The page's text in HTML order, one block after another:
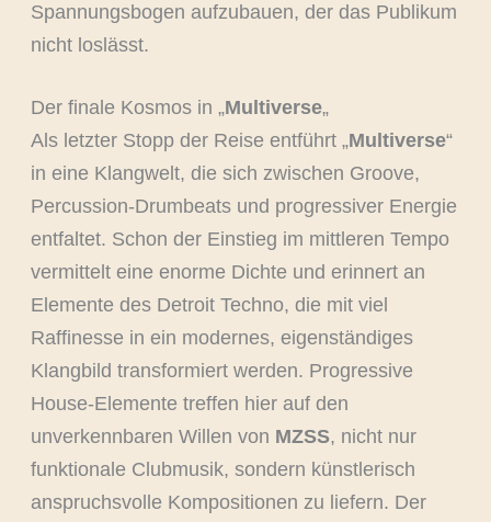
Spannungsbogen aufzubauen, der das Publikum
nicht loslässt.
Der finale Kosmos in „Multiverse„
Als letzter Stopp der Reise entführt „Multiverse“
in eine Klangwelt, die sich zwischen Groove,
Percussion-Drumbeats und progressiver Energie
entfaltet. Schon der Einstieg im mittleren Tempo
vermittelt eine enorme Dichte und erinnert an
Elemente des Detroit Techno, die mit viel
Raffinesse in ein modernes, eigenständiges
Klangbild transformiert werden. Progressive
House-Elemente treffen hier auf den
unverkennbaren Willen von MZSS, nicht nur
funktionale Clubmusik, sondern künstlerisch
anspruchsvolle Kompositionen zu liefern. Der